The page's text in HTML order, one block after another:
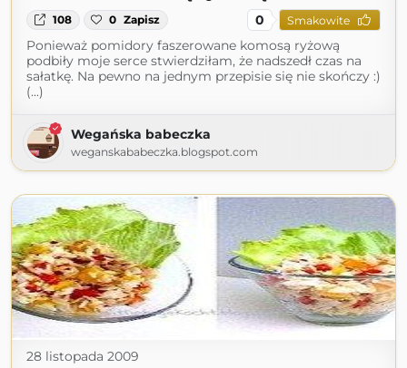
108 0 Zapisz 0 Smakowite
Ponieważ pomidory faszerowane komosą ryżową
podbiły moje serce stwierdziłam, że nadszedł czas na
sałatkę. Na pewno na jednym przepisie się nie skończy :)
(...)
Wegańska babeczka
weganskababeczka.blogspot.com
28 listopada 2009